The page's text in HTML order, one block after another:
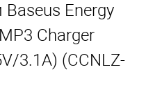
Energy
Charger
3.1A) (CCNLZ-